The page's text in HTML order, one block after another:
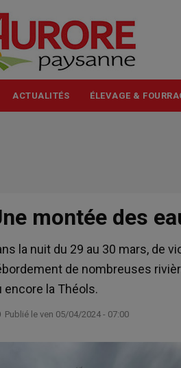
ACTUALITÉS ÉLEVAGE &
montée des
la nuit du 29 au 30 mars, de
de nombreuses
encore la Théols.
Publié le ven 05/04/2024 - 07:00